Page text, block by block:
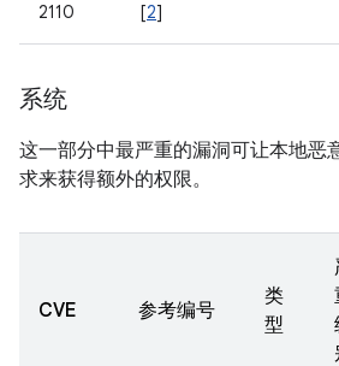
2110
[2]
系统
这一部分中最严重的漏洞可让本地恶
求来获得额外的权限。
CVE 参考编号
类
型